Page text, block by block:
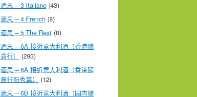
酒思 – 3 Italiano(43)
酒思 – 4 French(8)
酒思 – 5 The Rest(8)
酒思 – 6A 接近意大利酒（香港隨
意行）
(293)
酒思 – 6A 接近意大利酒（香港隨
意行新秀篇）
(12)
酒思 – 6B 接近意大利酒（国内随